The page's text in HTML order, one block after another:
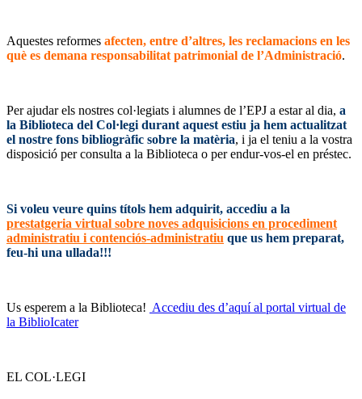
Aquestes reformes afecten, entre d’altres, les reclamacions en les
què es demana responsabilitat patrimonial de l’Administració.
Per ajudar els nostres col·legiats i alumnes de l’EPJ a estar al dia, a
la Biblioteca del Col·legi durant aquest estiu ja hem actualitzat
el nostre fons bibliogràfic sobre la matèria, i ja el teniu a la vostra
disposició per consulta a la Biblioteca o per endur-vos-el en préstec.
Si voleu veure quins títols hem adquirit, accediu a la
prestatgeria virtual sobre noves adquisicions en procediment
administratiu i contenciós-administratiu que us hem preparat,
feu-hi una ullada!!!
Us esperem a la Biblioteca! Accediu des d’aquí al portal virtual de
la BiblioIcater
EL COL·LEGI